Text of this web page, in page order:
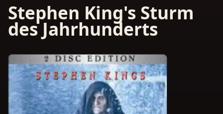
Stephen King's Sturm
des Jahrhunderts